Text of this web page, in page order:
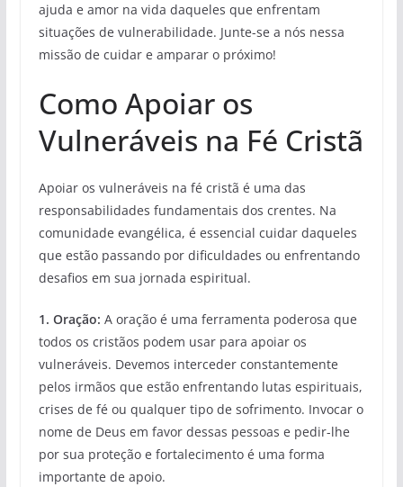
ajuda e amor na vida daqueles que enfrentam
situações de vulnerabilidade. Junte-se a nós nessa
missão de cuidar e amparar o próximo!
Como Apoiar os
Vulneráveis na Fé Cristã
Apoiar os vulneráveis na fé cristã é uma das
responsabilidades fundamentais dos crentes. Na
comunidade evangélica, é essencial cuidar daqueles
que estão passando por dificuldades ou enfrentando
desafios em sua jornada espiritual.
1. Oração: A oração é uma ferramenta poderosa que
todos os cristãos podem usar para apoiar os
vulneráveis. Devemos interceder constantemente
pelos irmãos que estão enfrentando lutas espirituais,
crises de fé ou qualquer tipo de sofrimento. Invocar o
nome de Deus em favor dessas pessoas e pedir-lhe
por sua proteção e fortalecimento é uma forma
importante de apoio.